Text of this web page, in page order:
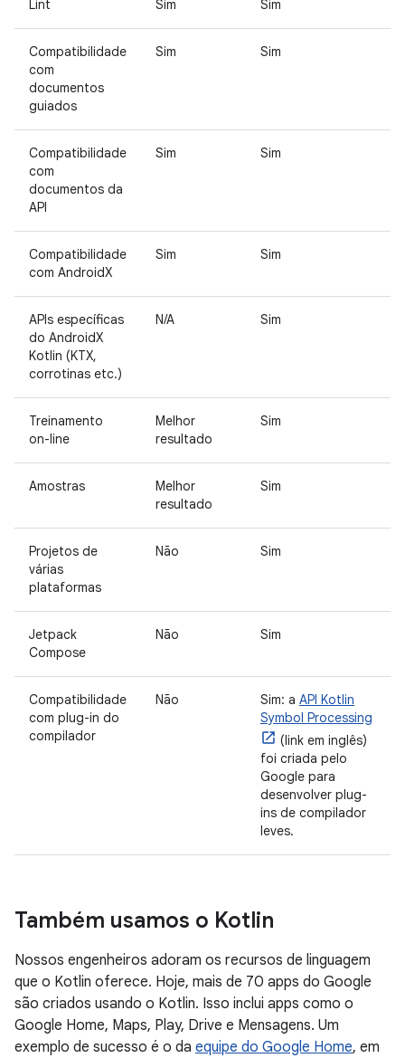
Lint Sim Sim
Compatibilidade
com
documentos
guiados
Sim Sim
Compatibilidade
com
documentos da
API
Sim Sim
Compatibilidade
com AndroidX
Sim Sim
APIs específicas
do AndroidX
Kotlin (KTX,
corrotinas etc.)
N/A Sim
Treinamento
on-line
Melhor
resultado
Sim
Amostras
Melhor
resultado
Sim
Projetos de
várias
plataformas
Não Sim
Jetpack
Compose
Não Sim
Compatibilidade
com plug-in do
compilador
Não Sim: a API Kotlin
Symbol Processing
(link em inglês)
foi criada pelo
Google para
desenvolver plug-
ins de compilador
leves.
Também usamos o Kotlin
Nossos engenheiros adoram os recursos de linguagem
que o Kotlin oferece. Hoje, mais de 70 apps do Google
são criados usando o Kotlin. Isso inclui apps como o
Google Home, Maps, Play, Drive e Mensagens. Um
exemplo de sucesso é o da equipe do Google Home, em